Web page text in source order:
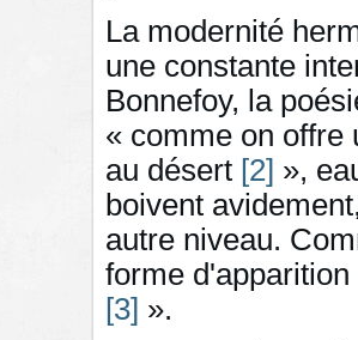
La modernité
une constante
Bonnefoy, la
« comme on offre
au désert [2] »,
boivent
autre niveau.
forme
[3] ».